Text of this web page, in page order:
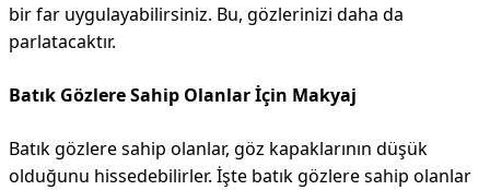
bir far uygulayabilirsiniz. Bu, gözlerinizi daha da
parlatacaktır.
Batık Gözlere Sahip Olanlar İçin Makyaj
Batık gözlere sahip olanlar, göz kapaklarının düşük
olduğunu hissedebilirler. İşte batık gözlere sahip olanlar